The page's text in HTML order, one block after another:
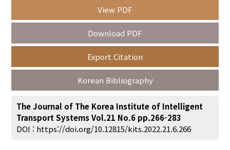
Year(s) :
to
View PDF
Download PDF
Export Citation
Korean Bibliography
The Journal of The Korea Institute of Intelligent
Transport Systems Vol.21 No.6 pp.266-283
DOI : https://doi.org/10.12815/kits.2022.21.6.266